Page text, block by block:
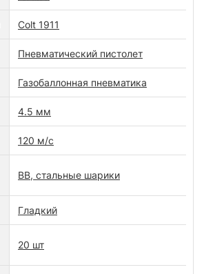
Colt 1911
Пневматический пистолет
Газобаллонная пневматика
4.5 мм
120 м/с
ВВ, стальные шарики
Гладкий
20 шт